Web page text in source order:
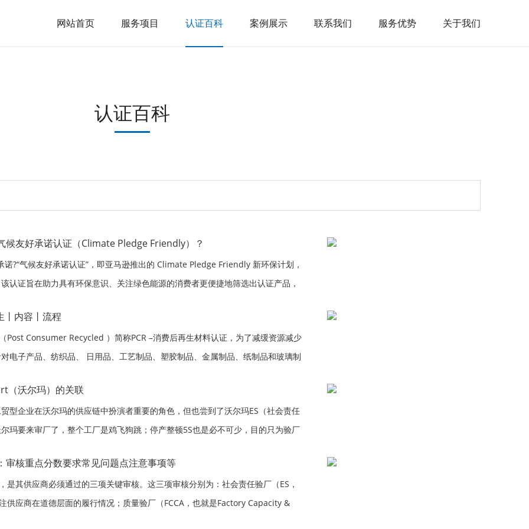
网站首页 服务项目 认证百科 案例展示 联系我们 服务优势 关于我们
认证百科
候友好承诺认证（Climate Pledge Friendly）？
?“气候友好承诺认证”，即亚马逊推出的 Climate Pledge Friendly 新环保计划，
认证旨在助力具有环保意识、关注绿色能源的消费者更便捷地筛选出认证产品，
丨内容丨流程
Post Consumer Recycled ）简称PCR –消费后再生材料认证，为了减缓资源减少
电子产品、纺织品、 日用品、工艺制品、塑胶制品、金属制品、纸制品和玻璃制
（沃尔玛）的关联
型企业在沃尔玛的供应链中扮演者重要的角色，但也尝到了沃尔玛ES（社会责任
玛要来审厂了，整个工厂是鸡飞狗跳；停产整顿5S也是必不可少，目的只为验厂
审核重点分数要求常见问题点注意事项等
是其供应商必须通过的三项关键审核。这三项审核分别为：社会责任验厂（ES，
应商在道德层面的履行情况；质量验厂（FCCA，也就是Factory Capacity &